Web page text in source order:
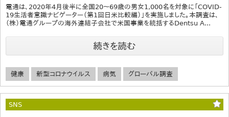
電通は、2020年4月後半に全国20～69歳の男女1,000名を対象に「COVID-
19生活者意識ナビゲーター（第1回日米比較編）」を実施しました。本調査は、
（株）電通グループの海外連結子会社で米国事業を統括するDentsu A...
続きを読む
健康 新型コロナウイルス 病気 グローバル調査
SNS